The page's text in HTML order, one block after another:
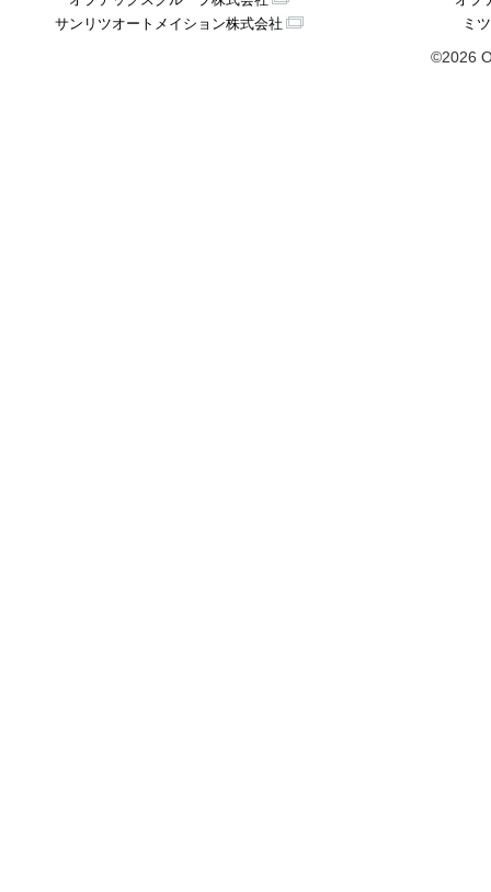
サンリツオートメイション株式会社
ミ
©2026